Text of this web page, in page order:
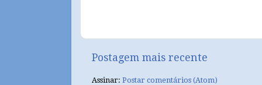
Postagem mais recente
Assinar: Postar comentários (Atom)